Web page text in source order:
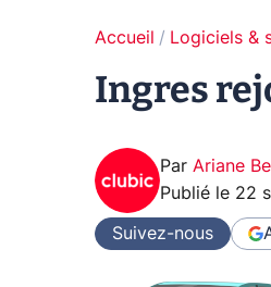
Accueil Logiciels &
Ingres
Par Ariane
Publié le 22
Suivez-nous